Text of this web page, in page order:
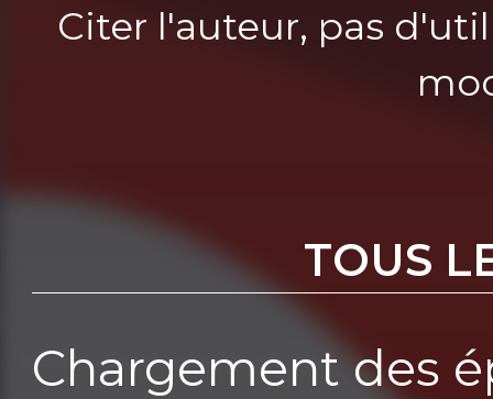
Citer l'auteur, pas
TOUS
Chargement des